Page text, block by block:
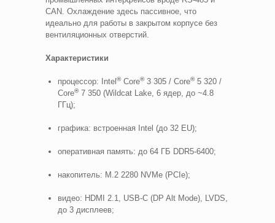
CAN. Охлаждение здесь пассивное, что
идеально для работы в закрытом корпусе без
вентиляционных отверстий.
Характеристики
процессор: Intel ®Core®3 305 / Core®5 320 /
Core®7 350 (Wildcat Lake, 6 ядер, до ~4.8
ГГц);
графика: встроенная Intel (до 32 EU);
оперативная память: до 64 ГБ DDR5-6400;
накопитель: M.2 2280 NVMe (PCIe);
видео: HDMI 2.1, USB-C (DP Alt Mode), LVDS,
до 3 дисплеев;